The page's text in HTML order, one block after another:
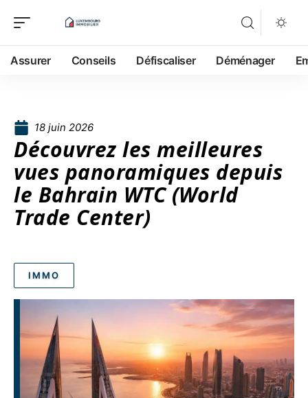
Assurer Conseils Défiscaliser Déménager
18 juin 2026
Découvrez les meilleures
vues panoramiques depuis
le Bahrain WTC (World
Trade Center)
IMMO